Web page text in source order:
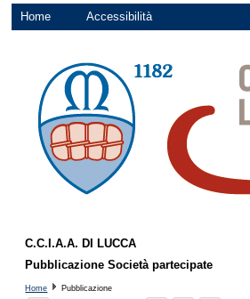
Home Accessibilità
C.C.I.A.A. DI LUCCA
Pubblicazione Società partecipate
Home Pubblicazione